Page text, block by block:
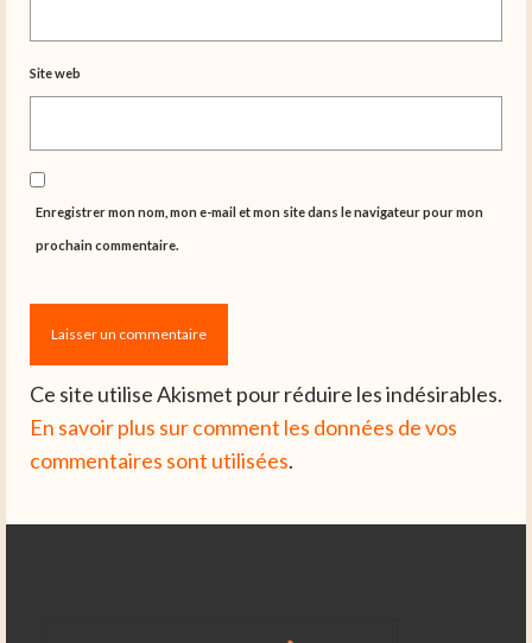
Site web
Enregistrer mon nom, mon e-mail et mon site dans le navigateur pour mon
prochain commentaire.
Ce site utilise Akismet pour réduire les indésirables.
En savoir plus sur comment les données de vos
commentaires sont utilisées.